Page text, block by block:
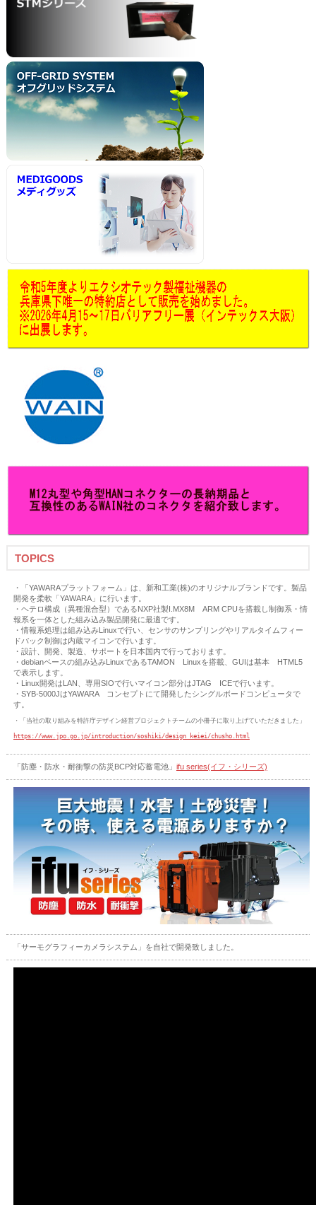
TOPICS
・「YAWARAプラットフォーム」は、新和工業(株)のオリジナルブランドです。製品
開発を柔軟「YAWARA」に行います。
・ヘテロ構成（異種混合型）であるNXP社製I.MX8M ARM CPUを搭載し制御系・情
報系を一体とした組み込み製品開発に最適です。
・情報系処理は組み込みLinuxで行い、センサのサンプリングやリアルタイムフィー
ドバック制御は内蔵マイコンで行います。
・設計、開発、製造、サポートを日本国内で行っております。
・debianベースの組み込みLinuxであるTAMON Linuxを搭載、GUIは基本 HTML5
で表示します。
・Linux開発はLAN、専用SIOで行いマイコン部分はJTAG ICEで行います。
・SYB-5000JはYAWARA コンセプトにて開発したシングルボードコンピュータで
す。
https://www.jpo.go.jp/introduction/soshiki/design_keiei/chusho.html
「防塵・防水・耐衝撃の防災BCP対応蓄電池」 ifu series(イフ・シリーズ)
「サーモグラフィーカメラシステム」を自社で開発致しました。